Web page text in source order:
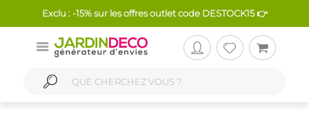
Exclu : -15% sur les offres outlet code DESTOCK15 👉